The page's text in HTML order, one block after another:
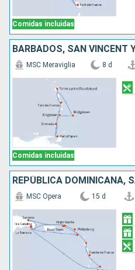
Comidas incluidas
Comidas incluidas
MSC Meraviglia 8 d
MSC Opera 15 d